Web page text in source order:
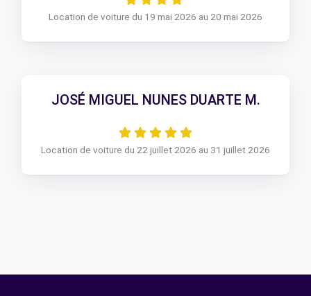
Location de voiture du 19 mai 2026 au 20 mai 2026
JOSÉ MIGUEL NUNES DUARTE M.
Location de voiture du 22 juillet 2026 au 31 juillet 2026